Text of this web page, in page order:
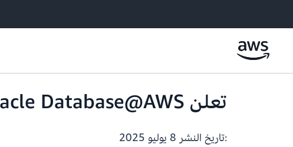
تعلن Oracle Database@AWS عن التوافر العام وتوسع إمكانيات الشبكات
:تاريخ النشر